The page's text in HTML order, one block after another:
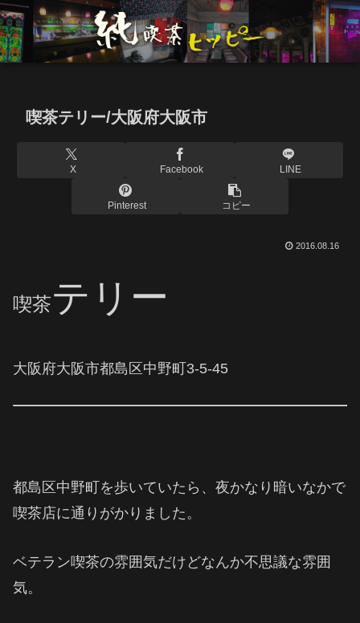
喫茶テリー/大阪府大阪市
X Facebook LINE
Pinterest コピー
2016.08.16
喫茶テリー
大阪府大阪市都島区中野町3-5-45
都島区中野町を歩いていたら、夜かなり暗いなかで
喫茶店に通りがかりました。
ベテラン喫茶の雰囲気だけどなんか不思議な雰囲
気。